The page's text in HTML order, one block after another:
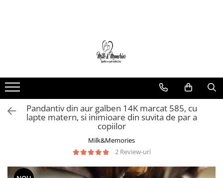
Brățări argint
Brățări șnur
Charm-uri
Cercei
Pandantiv din aur galben 14K marcat 585, cu
lapte matern, si inimioare din suvita de par a
copiilor
Milk&Memories
2 Review-uri